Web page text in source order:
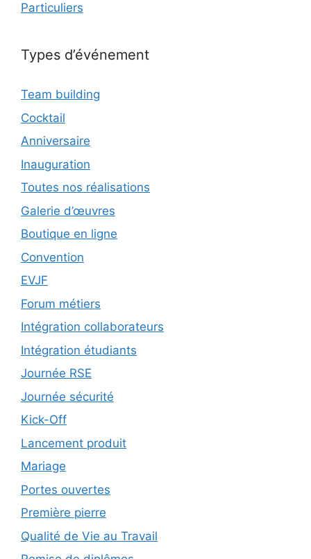
Particuliers
Types d’événement
Team building
Cocktail
Anniversaire
Inauguration
Toutes nos réalisations
Galerie d’œuvres
Boutique en ligne
Convention
EVJF
Forum métiers
Intégration collaborateurs
Intégration étudiants
Journée RSE
Journée sécurité
Kick-Off
Lancement produit
Mariage
Portes ouvertes
Première pierre
Qualité de Vie au Travail